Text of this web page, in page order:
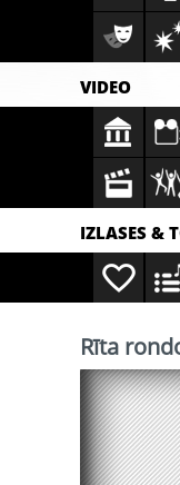
VIDEO
IZLASES &
Rīta